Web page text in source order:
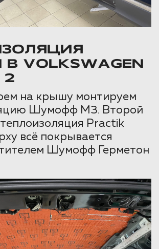
VOLKSWAGEN
2
на крышу монтируем
Шумофф М3. Второй
Practik
всё покрывается
Шумофф Герметон